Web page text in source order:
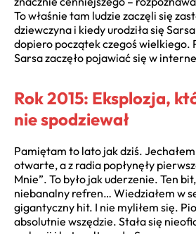
To właśnie tam ludzie zaczęli się
dziewczyna i kiedy urodziła się
dopiero początek czegoś wielkiego.
Sarsa zaczęło pojawiać się w
Rok 2015: Eksplozja,
nie spodziewał
Pamiętam to lato jak dziś.
otwarte, a z radia popłynęły
Mnie”. To było jak uderzenie. Ten
niebanalny refren… Wiedziałem w
gigantyczny hit. I nie myliłem się.
absolutnie wszędzie. Stała się